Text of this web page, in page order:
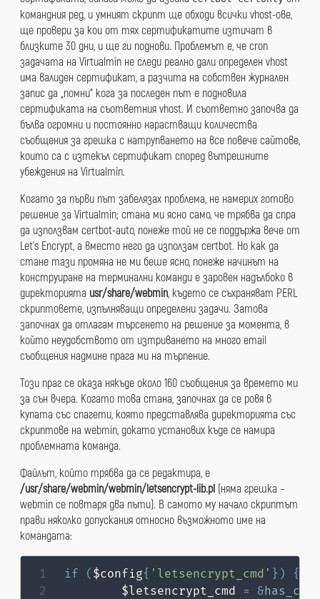
командния ред, и умният скрипт ще обходи всички vhost-ове,
ще провери за кои от тях сертификатите изтичат в
близките 30 дни, и ще ги поднови. Проблемът е, че cron
задачата на Virtualmin не следи реално дали определен vhost
има валиден сертификат, а разчита на собствен журнален
запис да „помни“ кога за последен път е подновила
сертификата на съответния vhost. И съответно започва да
бълва огромни и постоянно нарастващи количества
съобщения за грешка с натрупването на все повече сайтове,
които са с изтекъл сертификат според вътрешните
убеждения на Virtualmin.
Когато за първи път забелязах проблема, не намерих готово
решение за Virtualmin; стана ми ясно само, че трябва да спра
да използвам certbot-auto, понеже той не се поддържа вече от
Let’s Encrypt, а вместо него да използам certbot. Но как да
стане тази промяна не ми беше ясно, понеже начинът на
конструиране на терминални команди е заровен надълбоко в
директорията usr/share/webmin, където се съхраняват PERL
скриптовете, изпълняващи определени задачи. Затова
започнах да отлагам търсенето на решение за момента, в
който неудобството от изтриването на много email
съобщения надмине прага ми на търпение.
Този праг се оказа някъде около 160 съобщения за времето ми
за сън вчера. Когато това стана, започнах да се ровя в
купата със спагети, която представлява директорията със
скриптове на webmin, докато установих къде се намира
проблемната команда.
Файлът, който трябва да се редактира, е
/usr/share/webmin/webmin/letsencrypt-lib.pl (няма грешка –
webmin се повтаря два пъти). В самото му начало скриптът
прави няколко допускания относно възможното име на
командата:
if ( $config{ 'letsencrypt_cmd' } )
{
        $letsencrypt_cmd
= &